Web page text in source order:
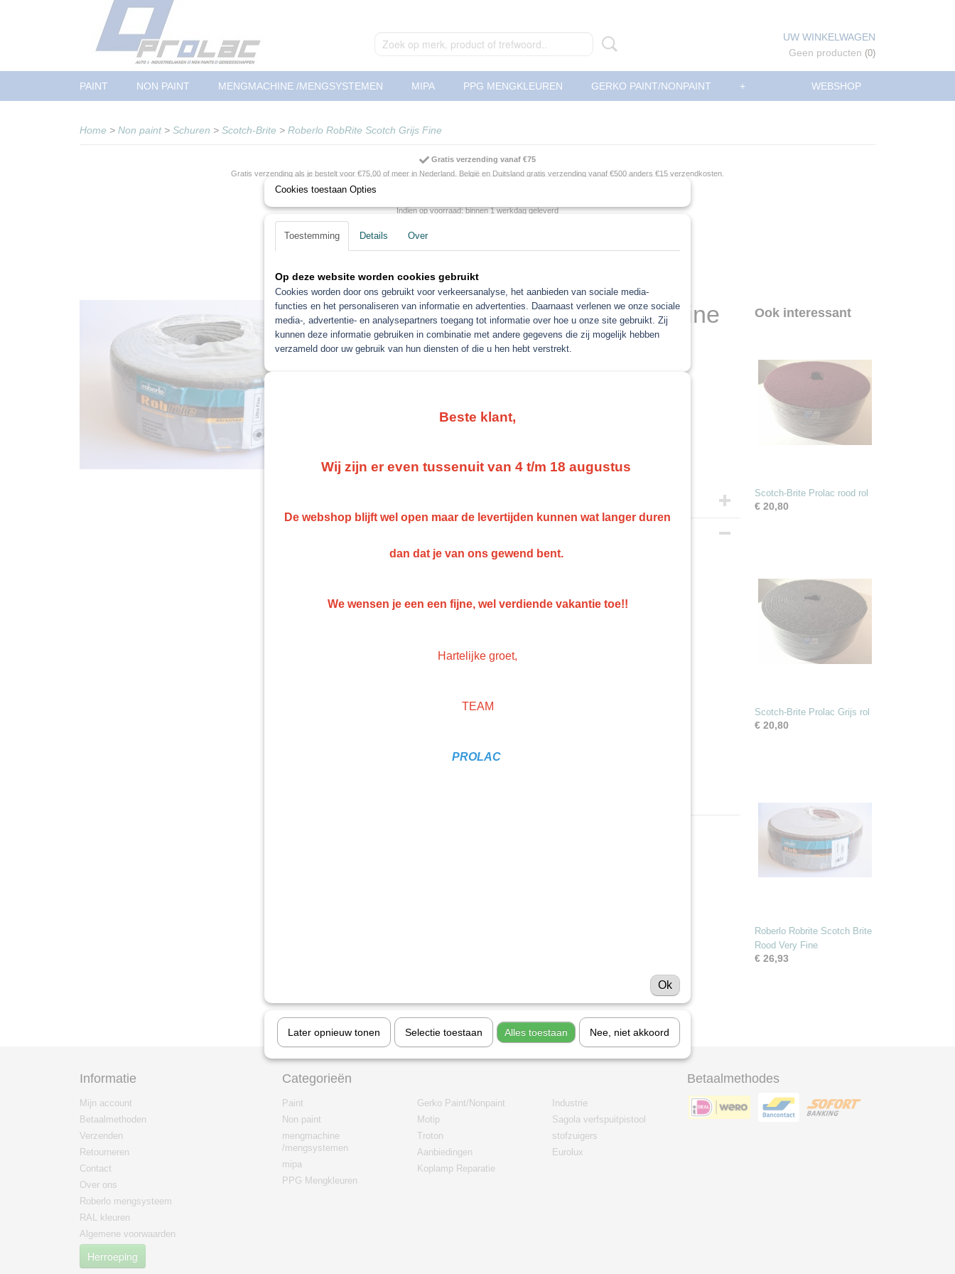
UW WINKELWAGEN
Geen producten (0)
WEBSHOP
PAINT NON PAINT MENGMACHINE /MENGSYSTEMEN MIPA PPG MENGKLEUREN GERKO PAINT/NONPAINT +
Home > Non paint> Schuren > Scotch-Brite > Roberlo RobRite Scotch Grijs Fine
Gratis verzending vanaf €75
Gratis verzending als je bestelt voor €75,00 of meer in Nederland. België en Duitsland gratis verzending vanaf €500 anders €15 verzendkosten.
Indien op voorraad: binnen 1 werkdag geleverd
Professionele nonpaint artikelen en gereedschappen tegen bodemprijzen!
Roberlo RobRite Scotch Grijs Fine
€ 26,93 (exclusief btw 21%)
Netto gewicht
1,00 Kg
Loopt niet vol met schuurstof
Zowel nat als droog te gebruiken
Ook te gebruiken om mee te finishen
Ook interessant
Scotch-Brite Prolac rood rol
€ 20,80
Scotch-Brite Prolac Grijs rol
€ 20,80
Roberlo Robrite Scotch Brite
Rood Very Fine
€ 26,93
Informatie
Mijn account
Betaalmethoden
Verzenden
Retourneren
Contact
Over ons
Roberlo mengsysteem
RAL kleuren
Algemene voorwaarden
Herroeping
Categorieën
Paint
Non paint
mengmachine
/mengsystemen
mipa
PPG Mengkleuren
Gerko Paint/Nonpaint
Motip
Troton
Aanbiedingen
Koplamp Reparatie
Industrie
Sagola verfspuitpistool
stofzuigers
Eurolux
Betaalmethodes
Cookies toestaan Opties
Toestemming Details Over
Op deze website worden cookies gebruikt
Cookies worden door ons gebruikt voor verkeersanalyse, het aanbieden van sociale media-
functies en het personaliseren van informatie en advertenties. Daarnaast verlenen we onze sociale
media-, advertentie- en analysepartners toegang tot informatie over hoe u onze site gebruikt. Zij
kunnen deze informatie gebruiken in combinatie met andere gegevens die zij mogelijk hebben
verzameld door uw gebruik van hun diensten of die u hen hebt verstrekt.
Beste klant,
Wij zijn er even tussenuit van 4 t/m 18 augustus
De webshop blijft wel open maar de levertijden kunnen wat langer duren
dan dat je van ons gewend bent.
We wensen je een een fijne, wel verdiende vakantie toe!!
Hartelijke groet,
TEAM
PROLAC
Ok
Later opnieuw tonen Selectie toestaan Alles toestaan Nee, niet akkoord